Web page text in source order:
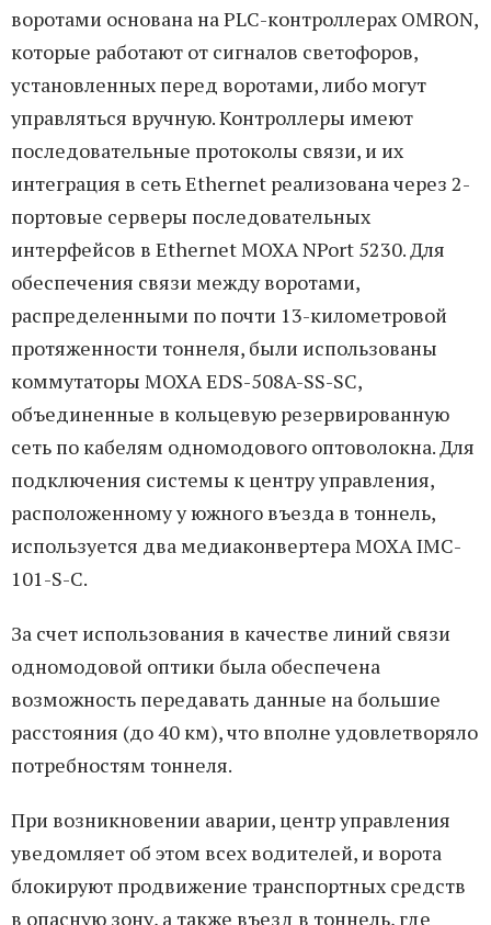
воротами основана на PLC-контроллерах OMRON,
которые работают от сигналов светофоров,
установленных перед воротами, либо могут
управляться вручную. Контроллеры имеют
последовательные протоколы связи, и их
интеграция в сеть Ethernet реализована через 2-
портовые серверы последовательных
интерфейсов в Ethernet MOXA NPort 5230. Для
обеспечения связи между воротами,
распределенными по почти 13-километровой
протяженности тоннеля, были использованы
коммутаторы MOXA EDS-508A-SS-SC,
объединенные в кольцевую резервированную
сеть по кабелям одномодового оптоволокна. Для
подключения системы к центру управления,
расположенному у южного въезда в тоннель,
используется два медиаконвертера MOXA IMC-
101-S-C.
За счет использования в качестве линий связи
одномодовой оптики была обеспечена
возможность передавать данные на большие
расстояния (до 40 км), что вполне удовлетворяло
потребностям тоннеля.
При возникновении аварии, центр управления
уведомляет об этом всех водителей, и ворота
блокируют продвижение транспортных средств
в опасную зону, а также въезд в тоннель, где